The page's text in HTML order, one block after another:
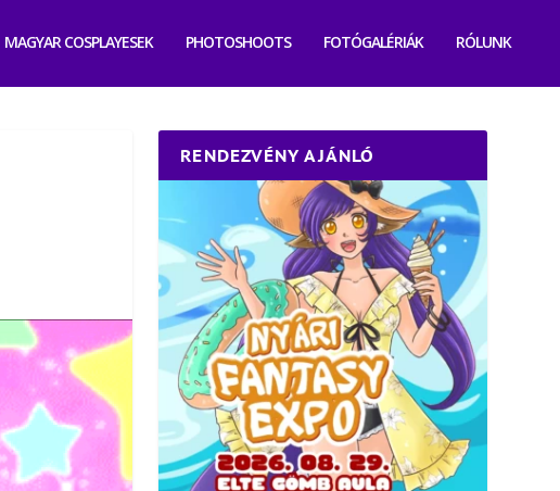
MAGYAR COSPLAYESEK PHOTOSHOOTS FOTÓGALÉRIÁK RÓLUNK
RENDEZVÉNY AJÁNLÓ